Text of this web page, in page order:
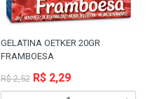
GELATINA OETKER 20GR
FRAMBOESA
R$ 2,52 R$ 2,29